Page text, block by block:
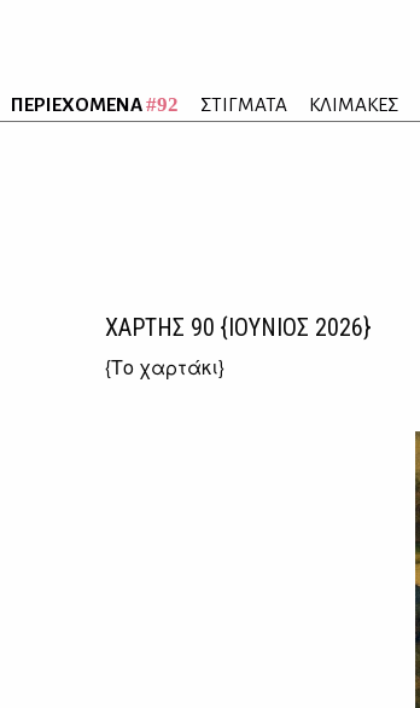
ΠΕΡΙΕΧΟΜΕΝΑ#92 ΣΤΙΓΜΑΤΑ ΚΛΙΜΑΚΕΣ
ΧΑΡΤΗΣ 90 {ΙΟΥΝΙΟΣ 2026}
{Το χαρτάκι}